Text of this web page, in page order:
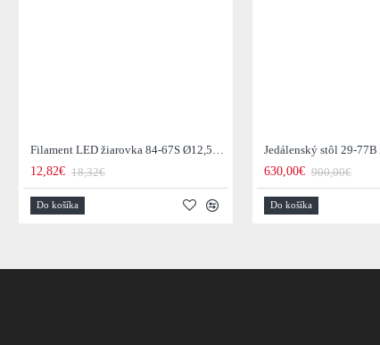
Filament LED žiarovka 84-67S Ø12,5cm Smoke grey glass
12,82€ 18,32€
Do košíka
630,00€ 900,00€
Do košíka